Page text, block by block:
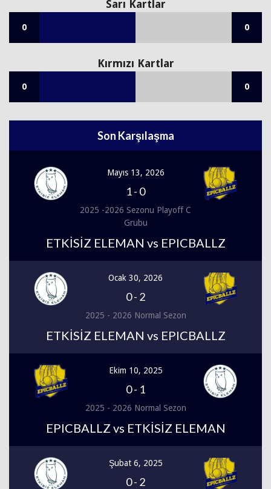
Sarı Kartlar
0 0
Kırmızı Kartlar
0 0
Son Karşılaşma
Mayıs 13, 2026
1- 0
2025 -2026 Sezonu Playoff C
Grubu
ETKİSİZ ELEMAN vs EPICBALLZ
Ocak 30, 2026
0- 2
2025 - 2026 Normal Sezon
ETKİSİZ ELEMAN vs EPICBALLZ
Ekim 10, 2025
0- 1
2025 - 2026 Normal Sezon
EPICBALLZ vs ETKİSİZ ELEMAN
Şubat 6, 2025
0- 2